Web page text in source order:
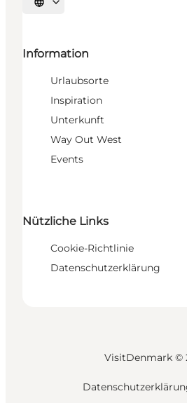
Sprache auswählen
Information
Urlaubsorte
Inspiration
Unterkunft
Way Out West
Events
Nützliche Links
Cookie-Richtlinie
Datenschutzerklärung
VisitDenmark ©